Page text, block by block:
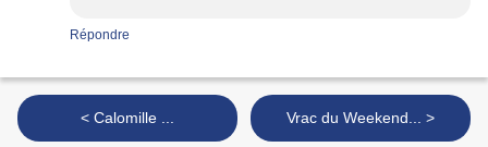
Répondre
< Calomille ... Vrac du Weekend... >